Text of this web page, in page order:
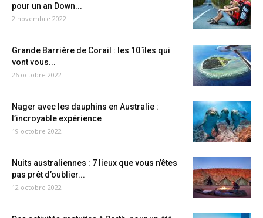
pour un an Down...
2 novembre 2022
Grande Barrière de Corail : les 10 îles qui
vont vous...
26 octobre 2022
Nager avec les dauphins en Australie :
l’incroyable expérience
19 octobre 2022
Nuits australiennes : 7 lieux que vous n’êtes
pas prêt d’oublier...
12 octobre 2022